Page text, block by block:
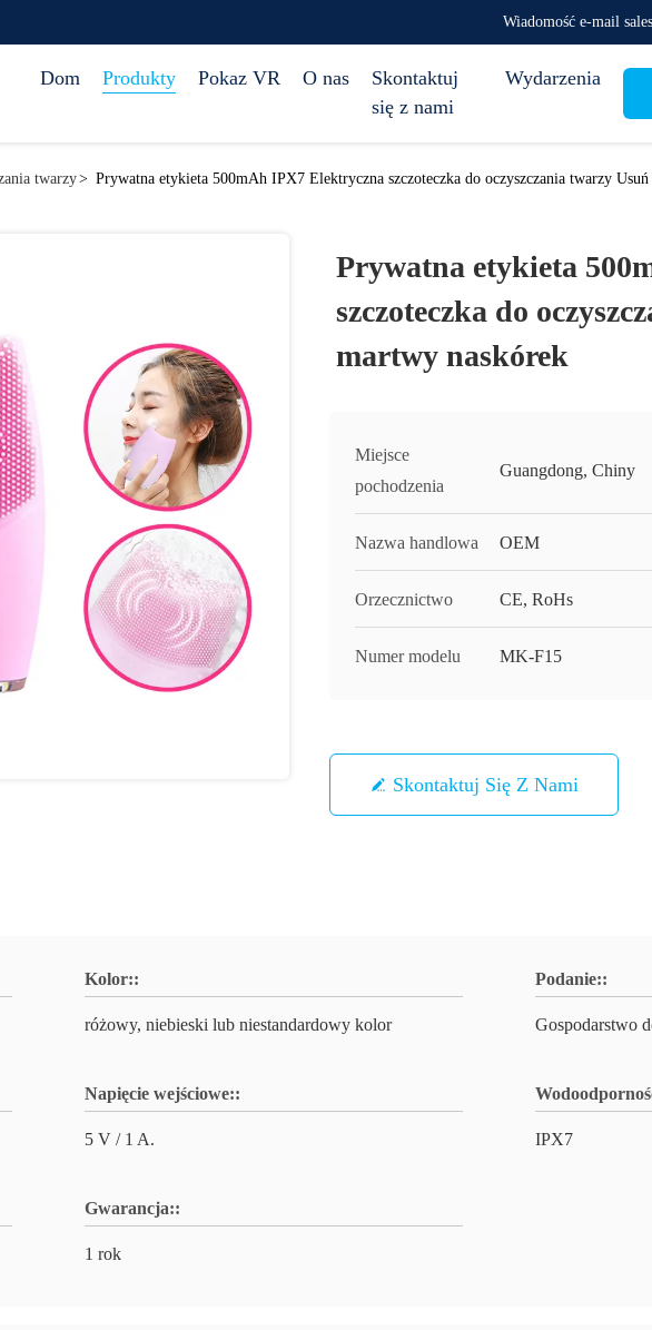
Wiadomość e-mail
Dom Produkty Pokaz VR O nas
Skontaktuj
się z nami
Wydarzenia
twarzy> Prywatna etykieta 500mAh IPX7 Elektryczna szczoteczka do oczyszczania twarzy
Prywatna etykieta
szczoteczka do
martwy naskórek
Miejsce
pochodzenia
Guangdong, Chiny
Nazwa handlowa OEM
Orzecznictwo CE, RoHs
Numer modelu MK-F15
Skontaktuj Się Z Nami
Kolor::
różowy, niebieski lub niestandardowy kolor
Podanie::
Gospodarstwo
Napięcie wejściowe::
5 V / 1 A. IPX7
Gwarancja::
1 rok